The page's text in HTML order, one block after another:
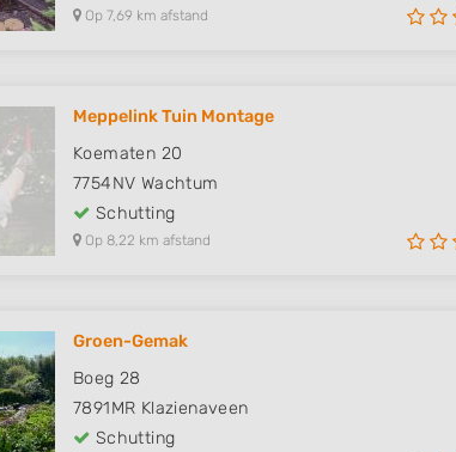
Op 7,69 km afstand
Meppelink Tuin Montage
Koematen 20
7754NV Wachtum
Schutting
Op 8,22 km afstand
Groen-Gemak
Boeg 28
7891MR Klazienaveen
Schutting